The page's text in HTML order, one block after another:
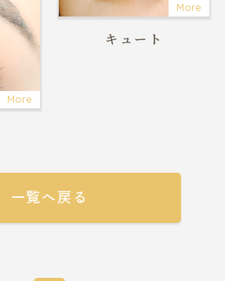
More
More
キュート
一覧へ戻る